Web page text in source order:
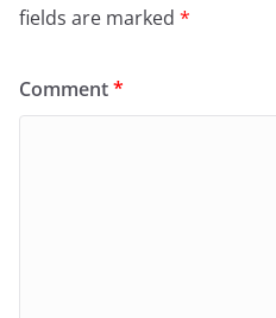
fields are marked *
Comment*